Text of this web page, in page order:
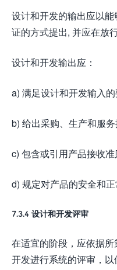
设计和开发的输出应以
证的方式提出, 并应在放
设计和开发输出应：
a) 满足设计和开发输入的
b) 给出采购、生产和服务
c) 包含或引用产品接收准
d) 规定对产品的安全和正
7.3.4 设计和开发评审
在适宜的阶段，应依据
开发进行系统的评审，以